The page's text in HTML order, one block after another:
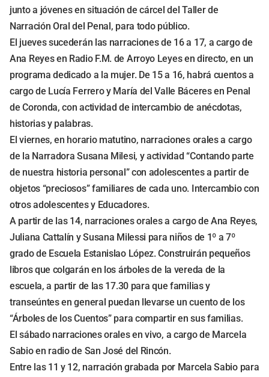
junto a jóvenes en situación de cárcel del Taller de
Narración Oral del Penal, para todo público.
El jueves sucederán las narraciones de 16 a 17, a cargo de
Ana Reyes en Radio F.M. de Arroyo Leyes en directo, en un
programa dedicado a la mujer. De 15 a 16, habrá cuentos a
cargo de Lucía Ferrero y María del Valle Báceres en Penal
de Coronda, con actividad de intercambio de anécdotas,
historias y palabras.
El viernes, en horario matutino, narraciones orales a cargo
de la Narradora Susana Milesi, y actividad “Contando parte
de nuestra historia personal” con adolescentes a partir de
objetos “preciosos” familiares de cada uno. Intercambio con
otros adolescentes y Educadores.
A partir de las 14, narraciones orales a cargo de Ana Reyes,
Juliana Cattalín y Susana Milessi para niños de 1º a 7º
grado de Escuela Estanislao López. Construirán pequeños
libros que colgarán en los árboles de la vereda de la
escuela, a partir de las 17.30 para que familias y
transeúntes en general puedan llevarse un cuento de los
“Árboles de los Cuentos” para compartir en sus familias.
El sábado narraciones orales en vivo, a cargo de Marcela
Sabio en radio de San José del Rincón.
Entre las 11 y 12, narración grabada por Marcela Sabio para